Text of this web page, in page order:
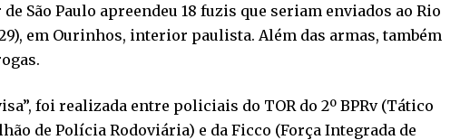
São Paulo apreendeu 18 fuzis que seriam enviados ao Rio
em Ourinhos, interior paulista. Além das armas, também
foi realizada entre policiais do TOR do 2º BPRv (Tático
de Polícia Rodoviária) e da Ficco (Força Integrada de